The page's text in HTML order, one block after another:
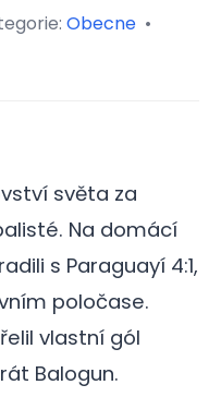
Obecne •
světa za
Na domácí
s Paraguayí 4:1,
poločase.
vlastní gól
Balogun.